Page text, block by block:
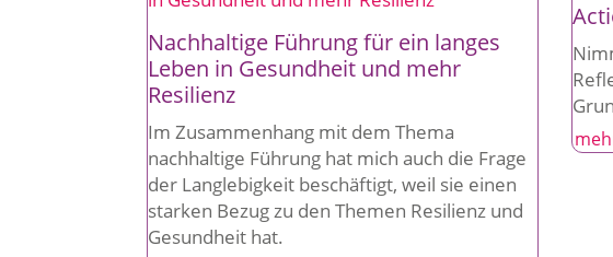
Nachhaltige Führung für ein langes
Leben in Gesundheit und mehr
Resilienz
Im Zusammenhang mit dem Thema
nachhaltige Führung hat mich auch die Frage
der Langlebigkeit beschäftigt, weil sie einen
starken Bezug zu den Themen Resilienz und
Gesundheit hat.